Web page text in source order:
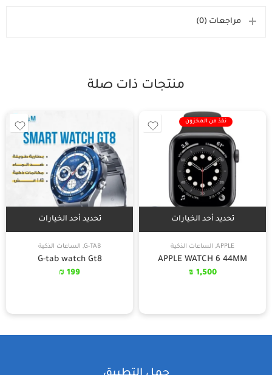
مراجعات (0)
منتجات ذات صلة
نفذ من المخزون
تحديد أحد الخيارات
APPLE
, الساعات الذكية
APPLE WATCH 6 44MM
1,500
₪
تحديد أحد الخيارات
G-TAB
, الساعات الذكية
G-tab watch Gt8
199
₪